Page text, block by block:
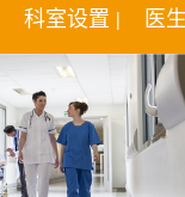
科室设置 | 医